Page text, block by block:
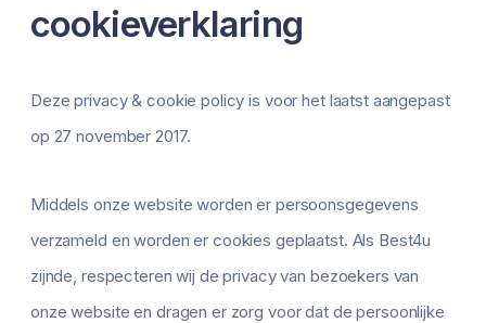
cookieverklaring
Deze privacy & cookie policy is voor het laatst aangepast
op 27 november 2017.
Middels onze website worden er persoonsgegevens
verzameld en worden er cookies geplaatst. Als Best4u
zijnde, respecteren wij de privacy van bezoekers van
onze website en dragen er zorg voor dat de persoonlijke